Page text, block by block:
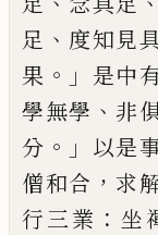
足 、 度知見
果 。」 是中
學無學 、 非
分 。」 以是
僧和合 ， 求
行三業 ： 坐